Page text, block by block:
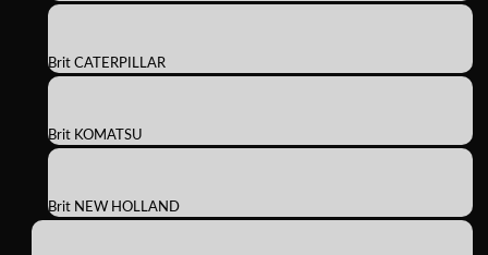
Brit CATERPILLAR
Brit KOMATSU
Brit NEW HOLLAND